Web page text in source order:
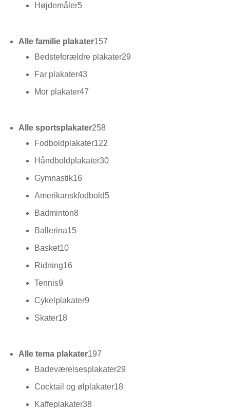
Højdemåler55
Alle familie plakater157
varer
Bedsteforældre plakater29
Far plakater4343
varer
Mor plakater47
Alle sportsplakater258
varer
Fodboldplakater122
varer
Håndboldplakater3030
Gymnastik16
varer
Amerikanskfodbold55
Badminton88
Ballerina1515
Basket1010
varer
Ridning16
Tennis9
varer
Cykelplakater9
Skater1818
Alle tema plakater197
varer
Badeværelsesplakater29
Cocktail og ølplakater1818
Kaffeplakater3838